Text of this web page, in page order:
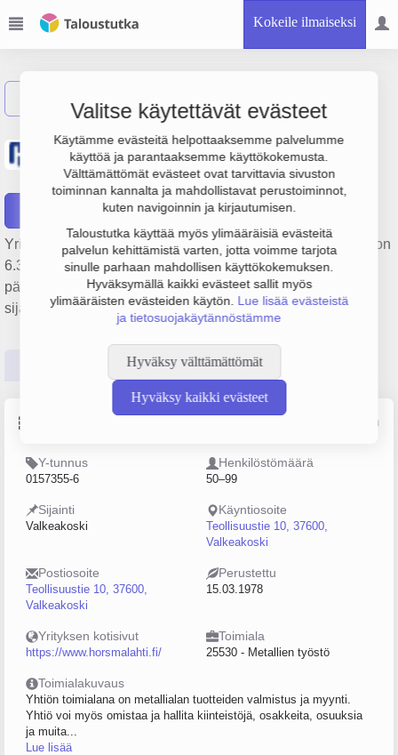
Kokeile ilmaiseksi
Valitse käytettävät evästeet
Käytämme evästeitä helpottaaksemme palvelumme
käyttöä ja parantaaksemme käyttökokemusta.
Välttämättömät evästeet ovat tarvittavia sivuston
toiminnan kannalta ja mahdollistavat perustoiminnot,
kuten navigoinnin ja kirjautumisen.
Taloustutka käyttää myös ylimääräisiä evästeitä
palvelun kehittämistä varten, jotta voimme tarjota
sinulle parhaan mahdollisen käyttökokemuksen.
Hyväksymällä kaikki evästeet sallit myös
ylimääräisten evästeiden käytön. Lue lisää evästeistä
ja tietosuojakäytännöstämme
Hyväksy välttämättömät
Hyväksy kaikki evästeet
Levy- ja teräsrakenne
Horsmalahti Oy
Yrityksen Levy- ja teräsrakenne Horsmalahti Oy liikevaihto on
6.3 milj. €, tulos 264 000 € ja henkilöstömäärä 54. Sen
päätoimiala on Metallien työstö, perustamisvuosi 1978 ja
sijainti Valkeakoski. Yrityksen yhtiömuoto Osakeyhtiö (OY).
Tilinpäätösluvut Päättäjätiedot
Lähde: YTJ, PRH, Traficom
Y-tunnus
0157355-6
Henkilöstömäärä
50–99
Sijainti
Valkeakoski
Käyntiosoite
Teollisuustie 10, 37600,
Valkeakoski
Postiosoite
Teollisuustie 10, 37600,
Valkeakoski
Perustettu
15.03.1978
Yrityksen kotisivut
https://www.horsmalahti.fi/
Toimiala
25530 - Metallien työstö
Toimialakuvaus
Yhtiön toimialana on metallialan tuotteiden valmistus ja myynti.
Yhtiö voi myös omistaa ja hallita kiinteistöjä, osakkeita, osuuksia
ja muita...
Lue lisää